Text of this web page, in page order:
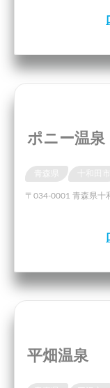
ポニー温泉
青森県
〒034-0001 青森県十
平畑温泉